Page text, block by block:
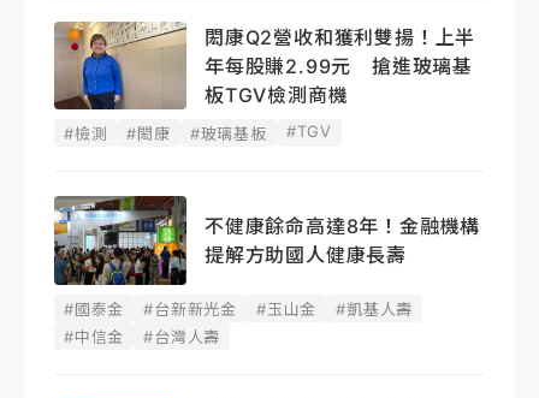
閎康Q2營收和獲利雙揚！上半
年每股賺2.99元 搶進玻璃基
板TGV檢測商機
#檢測 #閎康 #玻璃基板 #TGV
不健康餘命高達8年！金融機構
提解方助國人健康長壽
#國泰金 #台新新光金 #玉山金
#凱基人壽
#中信金
#台灣人壽